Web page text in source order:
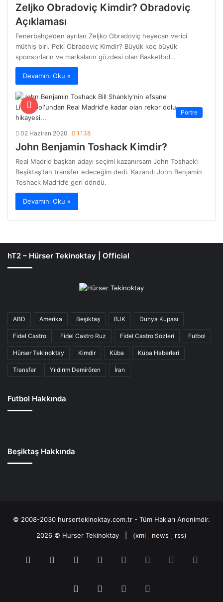
Zeljko Obradoviç Kimdir? Obradoviç
Açıklaması
Fenerbahçe’den ayrılan Zeljko Obradoviç heyecan verici
müthiş biri. Peki Obradoviç Kimdir? Büyük koç büyük
sponsorların ve markaların gözdesi olan Basketbol…
Devamını Oku »
Portre
02 Haziran 2020 1.138
John Benjamin Toshack Kimdir?
Real Madrid başkan adayı seçimi kazanırsam John Toshack’ı
Beşiktaş’tan transfer edeceğim dedi. Kazandı John Benjamin
Toshack Madrid’e geri döndü.
Devamını Oku »
hT2 – Hürser Tekinoktay | Official
ABD Amerika Beşiktaş BJK Dünya Kupası
Fidel Castro Fidel Castro Ruz Fidel Castro Sözleri Futbol
Hürser Tekinoktay Kimdir Küba Küba Haberleri
Transfer Yıldırım Demirören İran
Futbol Hakkında
Beşiktaş Hakkında
© 2008-2030 hursertekinoktay.com.tr - Tüm Hakları Anonimdir.
2026 © Hurser Tekinoktay | (xml news rss)
FacebookTwitter PinterestLinkedInYouTubeTumblr
InstagramSpotify TikTok